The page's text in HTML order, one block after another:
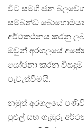
විට සමගි ජන
සම්බන්ධ
අර්ථකථනය කරනු
ඔවුන් අරගලයේ
යෝජනා කරන
පැවැත්වීමයි.
නමුත් අරගලයේ
පුළුල් සහ ගැඹුරු